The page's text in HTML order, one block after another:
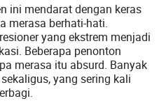
ini mendarat dengan keras
merasa berhati-hati.
yang ekstrem menjadi
Beberapa penonton
merasa itu absurd. Banyak
yang sering kali